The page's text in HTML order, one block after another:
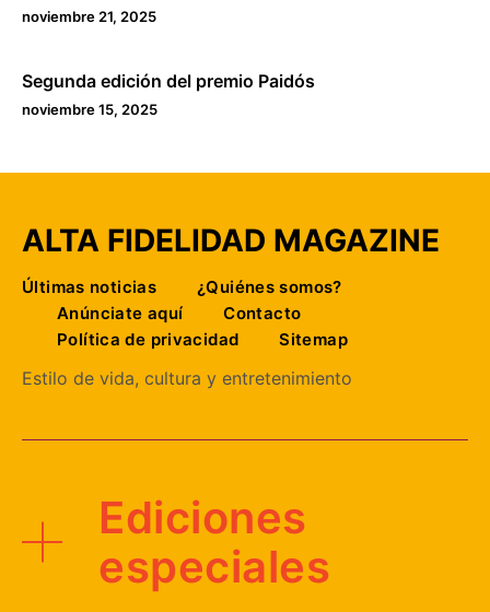
noviembre 21, 2025
Segunda edición del premio Paidós
noviembre 15, 2025
ALTA FIDELIDAD MAGAZINE
Últimas noticias
¿Quiénes somos?
Anúnciate aquí
Contacto
Política de privacidad
Sitemap
Estilo de vida, cultura y entretenimiento
Ediciones
especiales